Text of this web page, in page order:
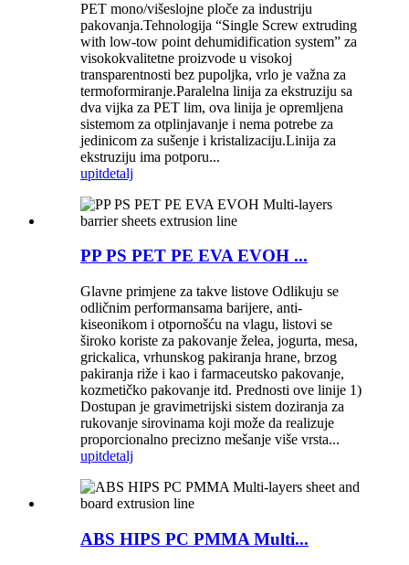
PET mono/višeslojne ploče za industriju
pakovanja.Tehnologija “Single Screw extruding
with low-tow point dehumidification system” za
visokokvalitetne proizvode u visokoj
transparentnosti bez pupoljka, vrlo je važna za
termoformiranje.Paralelna linija za ekstruziju sa
dva vijka za PET lim, ova linija je opremljena
sistemom za otplinjavanje i nema potrebe za
jedinicom za sušenje i kristalizaciju.Linija za
ekstruziju ima potporu...
upitdetalj
PP PS PET PE EVA EVOH ...
Glavne primjene za takve listove Odlikuju se
odličnim performansama barijere, anti-
kiseonikom i otpornošću na vlagu, listovi se
široko koriste za pakovanje želea, jogurta, mesa,
grickalica, vrhunskog pakiranja hrane, brzog
pakiranja riže i kao i farmaceutsko pakovanje,
kozmetičko pakovanje itd. Prednosti ove linije 1)
Dostupan je gravimetrijski sistem doziranja za
rukovanje sirovinama koji može da realizuje
proporcionalno precizno mešanje više vrsta...
upitdetalj
ABS HIPS PC PMMA Multi...